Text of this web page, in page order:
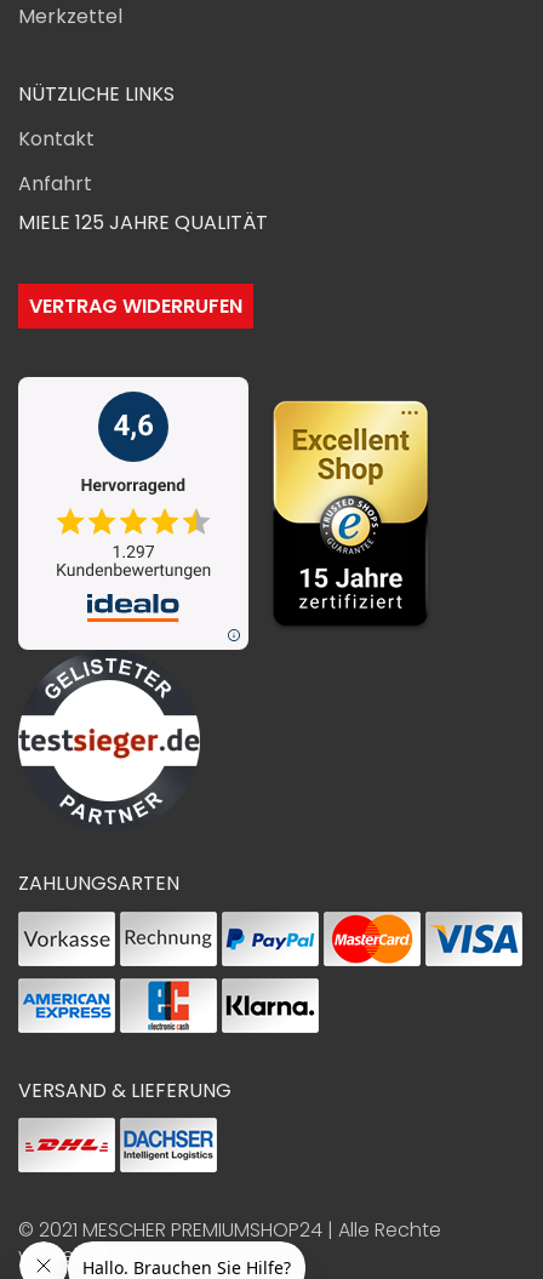
Merkzettel
NÜTZLICHE LINKS
Kontakt
Anfahrt
MIELE 125 JAHRE QUALITÄT
VERTRAG WIDERRUFEN
ZAHLUNGSARTEN
VERSAND & LIEFERUNG
© 2021 MESCHER PREMIUMSHOP24 | Alle Rechte
vorbehalten